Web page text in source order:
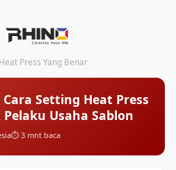
Press Yang Benar
Setting Heat Press
Usaha Sablon
⏱️ 3 mnt baca